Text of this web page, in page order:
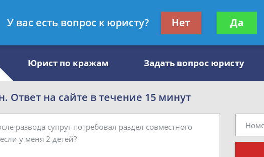
специалист по алиментам
Получите консультацию
бесплатно
Юрист по кражам Задать вопрос юристу
Ответ на сайте в течение 15 минут
У вас есть вопрос к юристу? Нет Да